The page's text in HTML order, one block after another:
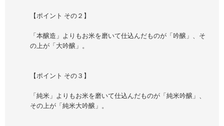
【ポイント その２】
「本醸造」よりもお米を磨いて仕込んだものが「吟醸」、そ
の上が「大吟醸」。
【ポイント その３】
「純米」よりもお米を磨いて仕込んだものが「純米吟醸」、
その上が「純米大吟醸」。